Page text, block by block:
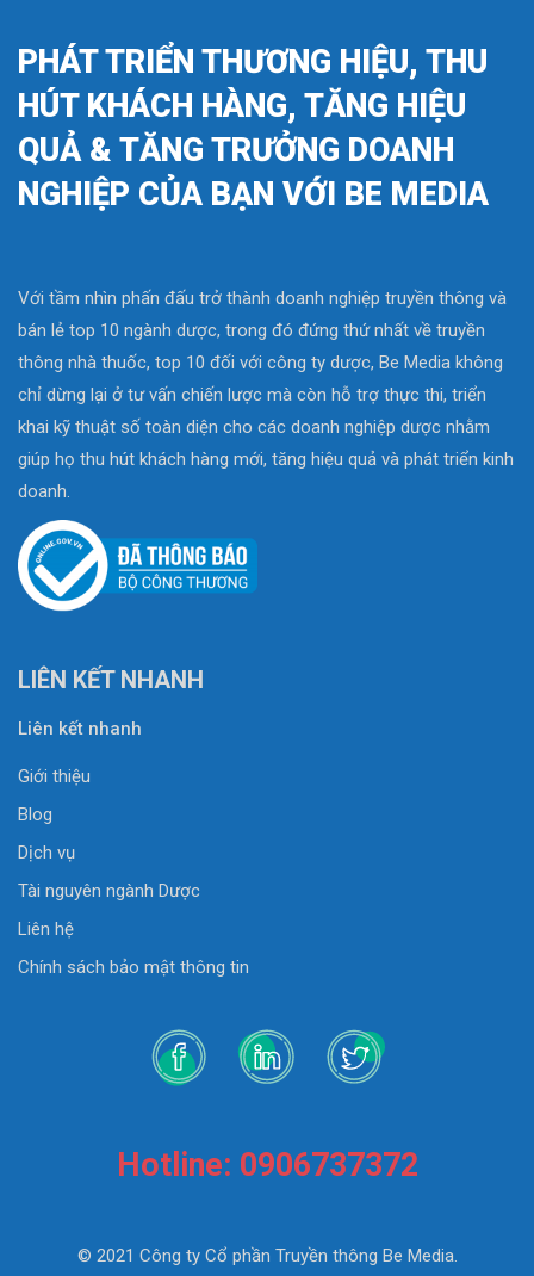
PHÁT TRIỂN THƯƠNG HIỆU, THU
HÚT KHÁCH HÀNG, TĂNG HIỆU
QUẢ & TĂNG TRƯỞNG DOANH
NGHIỆP CỦA BẠN VỚI BE MEDIA
Với tầm nhìn phấn đấu trở thành doanh nghiệp truyền thông và
bán lẻ top 10 ngành dược, trong đó đứng thứ nhất về truyền
thông nhà thuốc, top 10 đối với công ty dược, Be Media không
chỉ dừng lại ở tư vấn chiến lược mà còn hỗ trợ thực thi, triển
khai kỹ thuật số toàn diện cho các doanh nghiệp dược nhằm
giúp họ thu hút khách hàng mới, tăng hiệu quả và phát triển kinh
doanh.
LIÊN KẾT NHANH
Liên kết nhanh
Giới thiệu
Blog
Dịch vụ
Tài nguyên ngành Dược
Liên hệ
Chính sách bảo mật thông tin
Hotline: 0906737372
© 2021 Công ty Cổ phần Truyền thông Be Media.